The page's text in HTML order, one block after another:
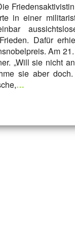
in einer
Dafür
Am
„Will sie nicht
sie aber
…